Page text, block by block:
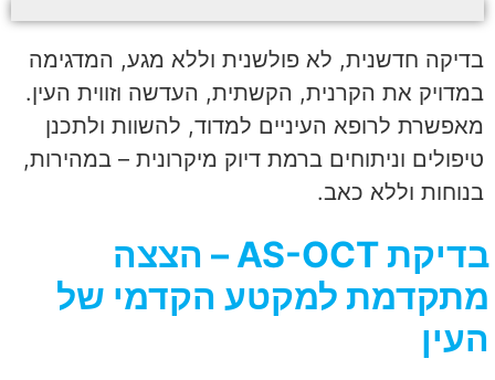
בדיקה חדשנית, לא פולשנית וללא מגע, המדגימה
במדויק את הקרנית, הקשתית, העדשה וזווית העין.
מאפשרת לרופא העיניים למדוד, להשוות ולתכנן
טיפולים וניתוחים ברמת דיוק מיקרונית – במהירות,
בנוחות וללא כאב.
בדיקת
הצצה
מתקדמת למקטע הקדמי של
העין